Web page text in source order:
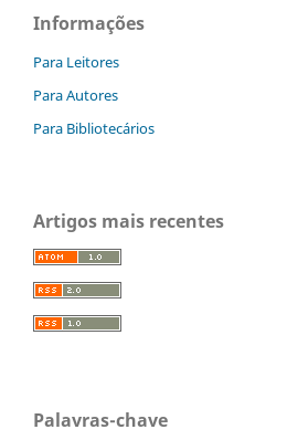
Informações
Para Leitores
Para Autores
Para Bibliotecários
Artigos mais recentes
Palavras-chave